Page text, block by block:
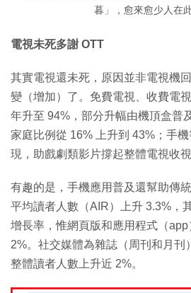
暮」，愈來愈少人在
電視未死多謝 OTT
其實電視還未死，原因並非電視機
變（增加）了。免費電視、收費電
年升至 94%，部分升幅由機頂盒普
家庭比例從 16% 上升到 43%；手
現，助戲劇類影片撐起整體電視收視
有趣的是，手機應用普及還幫助傳
平均讀者人數（AIR）上升 3.3%，
增長率，惟網頁版和應用程式（
2%。社交媒體為雜誌（周刊和月刊
整體讀者人數上升近 2%。